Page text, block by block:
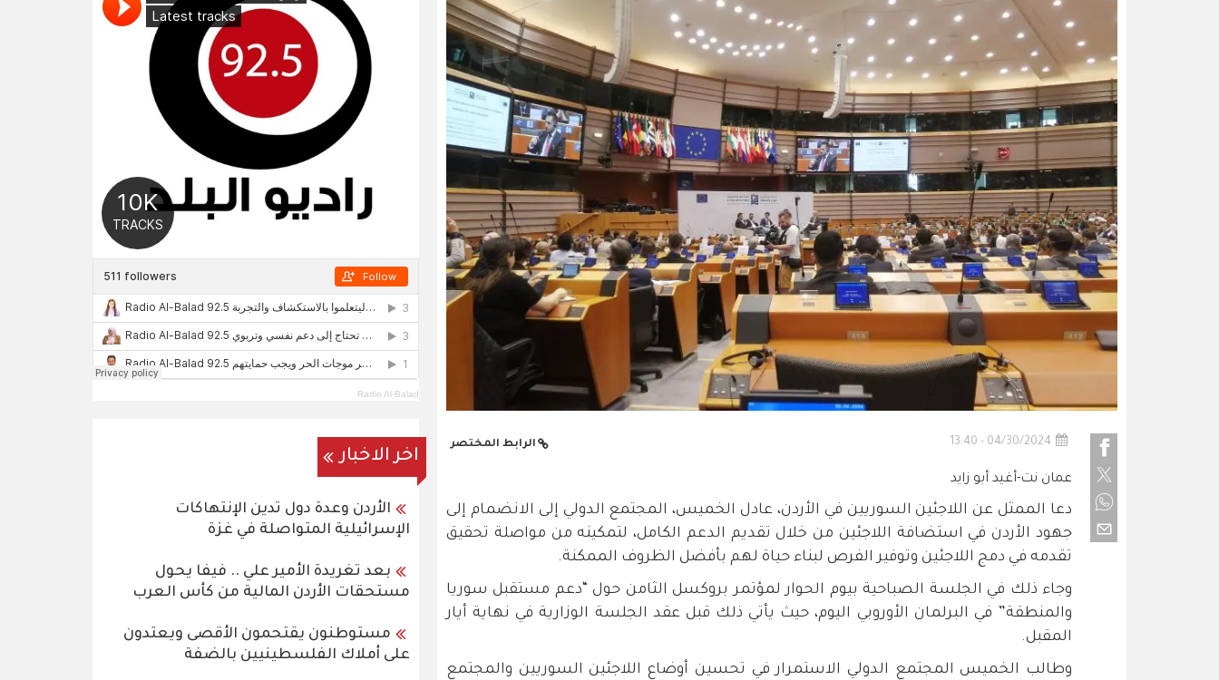
04/30/2024 - 13:40 الرابط المختصر
عمان نت-أغيد أبو زايد
دعا الممثل عن اللاجئين السوريين في الأردن، عادل الخميس، المجتمع الدولي إلى الانضمام إلى
جهود الأردن في استضافة اللاجئين من خلال تقديم الدعم الكامل، لتمكينه من مواصلة تحقيق
تقدمه في دمج اللاجئين وتوفير الفرص لبناء حياة لهم بأفضل الظروف الممكنة.
وجاء ذلك في الجلسة الصباحية بيوم الحوار لمؤتمر بروكسل الثامن حول “دعم مستقبل سوريا
والمنطقة” في البرلمان الأوروبي اليوم، حيث يأتي ذلك قبل عقد الجلسة الوزارية في نهاية أيار
المقبل.
وطالب الخميس المجتمع الدولي الاستمرار في تحسين أوضاع اللاجئين السوريين والمجتمع
Radio Al-Balad
اخر الاخبار
الأردن وعدة دول تدين الإنتهاكات
الإسرائيلية المتواصلة في غزة
بعد تغريدة الأمير علي .. فيفا يحول
مستحقات الأردن المالية من كأس العرب
مستوطنون يقتحمون الأقصى ويعتدون
على أملاك الفلسطينيين بالضفة